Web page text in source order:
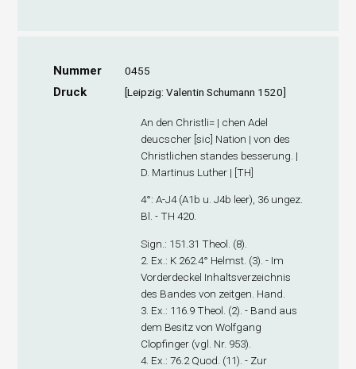
Nummer 0455
Druck [Leipzig: Valentin Schumann 1520]
An den Christli= | chen Adel
deucscher [sic] Nation | von des
Christlichen standes besserung. |
D. Martinus Luther | [TH]
4°: A-J4(A1b u. J4b leer), 36 ungez.
Bl. - TH 420.
Sign .: 151.31 Theol. (8).
2. Ex .: K 262.4° Helmst. (3). - Im
Vorderdeckel Inhaltsverzeichnis
des Bandes von zeitgen. Hand.
3. Ex .: 116.9 Theol. (2). - Band aus
dem Besitz von Wolfgang
Clopfinger (vgl. Nr. 953).
4. Ex .: 76.2 Quod. (11). - Zur